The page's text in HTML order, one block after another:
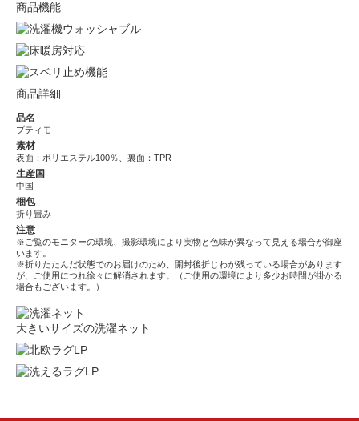
商品機能
商品詳細
品名
プティモ
素材
表面：ポリエステル100％、裏面：TPR
生産国
中国
梱包
折り畳み
注意
※ご覧のモニターの環境、撮影環境により実物と色味が異なって見える場合が御座
います。
※折りたたんだ状態でのお届けのため、開封後折じわが残っている場合があります
が、ご使用につれ徐々に解消されます。（ご使用の環境により多少お時間が掛かる
場合もございます。）
大きいサイズの洗濯ネット